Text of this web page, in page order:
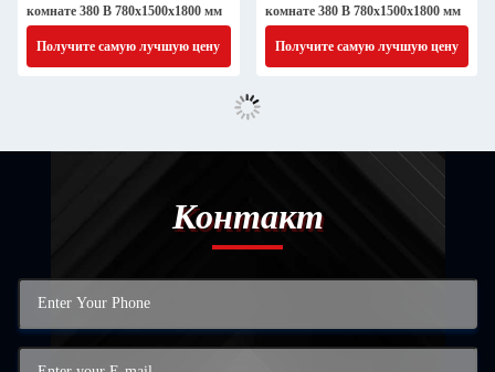
комнате 380 В 780x1500x1800 мм
Получите самую лучшую цену
комнате 380 В 780x1500x1800 мм
Получите самую лучшую цену
Контакт